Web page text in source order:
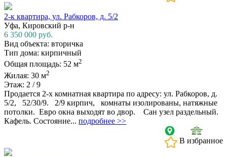
2-к квартира, ул. Рабкоров, д. 5/2
Уфа, Кировский р-н
6 350 000 руб.
Вид объекта: вторичка
Тип дома: кирпичный
Общая площадь: 52 м2
Жилая: 30 м2
Этаж: 2 / 9
Продается 2-х комнатная квартира по адресу: ул. Рабкоров, д.
5/2, 52/30/9. 2/9 кирпич, комнаты изолированы, натяжные
потолки. Евро окна выходят во двор. Сан узел раздельный.
Кафель. Состояние... подробнее >>
В избранное